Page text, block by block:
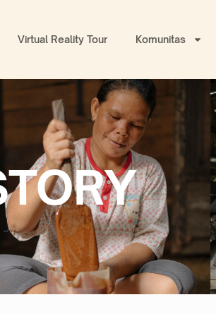
Virtual Reality Tour Komunitas